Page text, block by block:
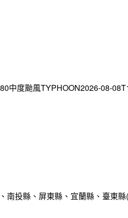
度颱風TYPHOON2026-08-
投縣、屏東縣、宜蘭縣、臺東